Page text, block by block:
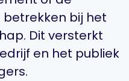
bij het
Dit versterkt
en het publiek